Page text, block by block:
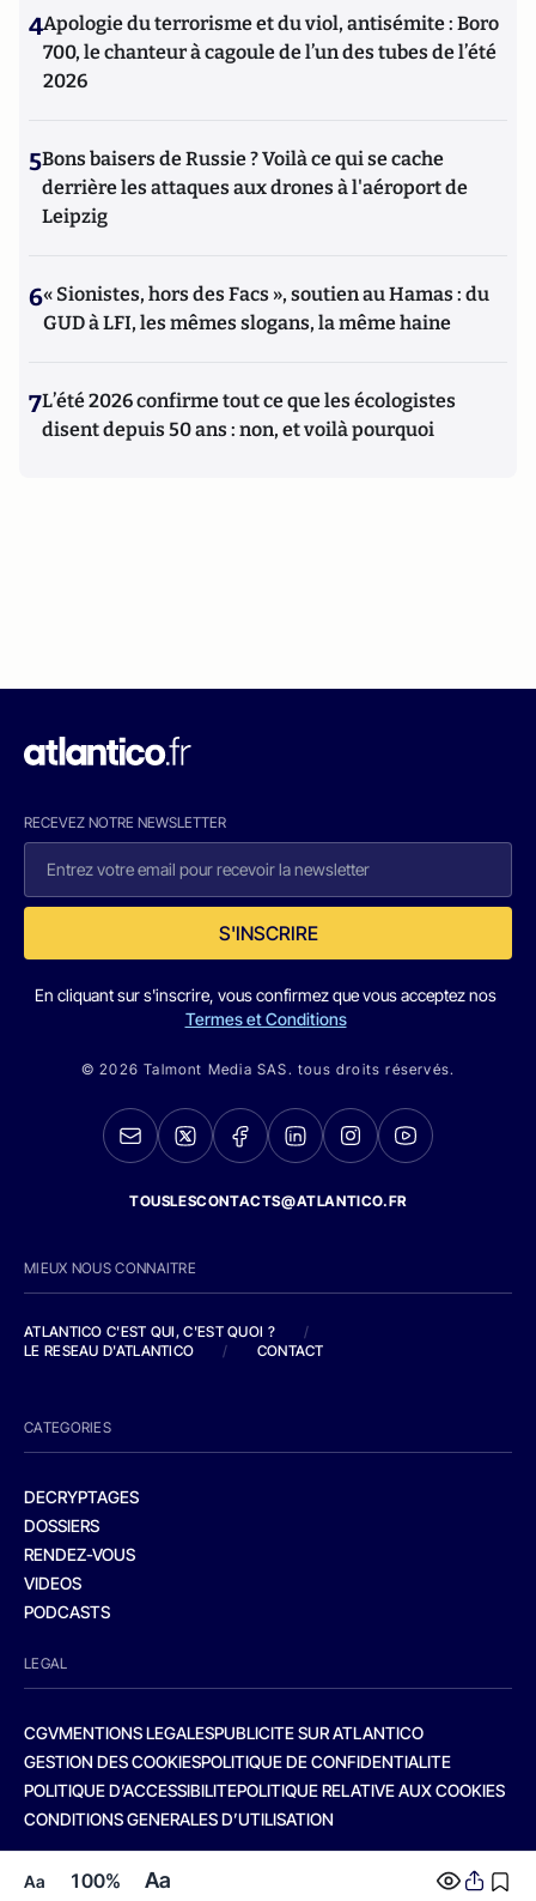
Aa 100% Aa
4Apologie du terrorisme et du viol, antisémite : Boro
700, le chanteur à cagoule de l’un des tubes de l’été
2026
5Bons baisers de Russie ? Voilà ce qui se cache
derrière les attaques aux drones à l'aéroport de
Leipzig
6« Sionistes, hors des Facs », soutien au Hamas : du
GUD à LFI, les mêmes slogans, la même haine
7L’été 2026 confirme tout ce que les écologistes
disent depuis 50 ans : non, et voilà pourquoi
RECEVEZ NOTRE NEWSLETTER
S'INSCRIRE
En cliquant sur s'inscrire, vous confirmez que vous acceptez nos
Termes et Conditions
© 2026 Talmont Media SAS. tous droits réservés.
TOUSLESCONTACTS@ATLANTICO.FR
MIEUX NOUS CONNAITRE
ATLANTICO C'EST QUI, C'EST QUOI ?
/
LE RESEAU D'ATLANTICO
/ CONTACT
CATEGORIES
DECRYPTAGES
DOSSIERS
RENDEZ-VOUS
VIDEOS
PODCASTS
LEGAL
CGVMENTIONS LEGALESPUBLICITE SUR ATLANTICO
GESTION DES COOKIESPOLITIQUE DE CONFIDENTIALITE
POLITIQUE D’ACCESSIBILITEPOLITIQUE RELATIVE AUX COOKIES
CONDITIONS GENERALES D’UTILISATION